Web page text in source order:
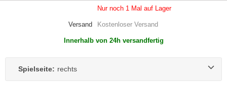
Nur noch 1 Mal auf Lager
Versand Kostenloser Versand
Innerhalb von 24h versandfertig
Spielseite: rechts